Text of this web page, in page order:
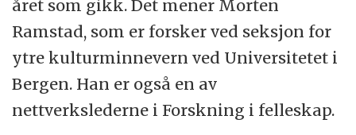
året som gikk. Det mener Morten
Ramstad, som er forsker ved seksjon for
ytre kulturminnevern ved Universitetet i
Bergen. Han er også en av
nettverkslederne i Forskning i felleskap.